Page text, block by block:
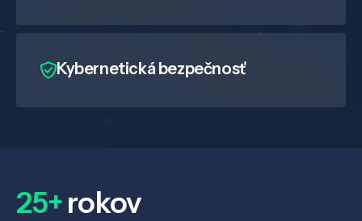
Kybernetická bezpečnosť
25+rokov